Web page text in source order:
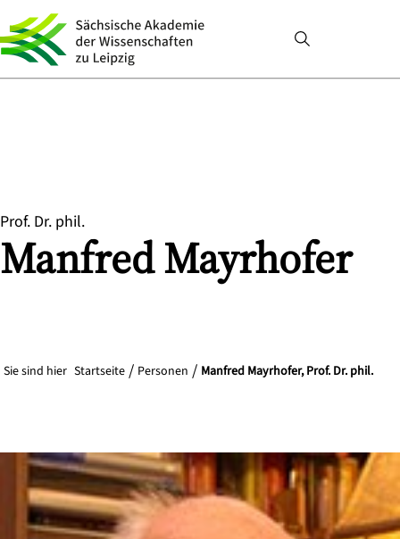
Prof. Dr. phil.
ManfredMayrhofer
Sie sind hier Startseite Personen Manfred Mayrhofer, Prof. Dr. phil.